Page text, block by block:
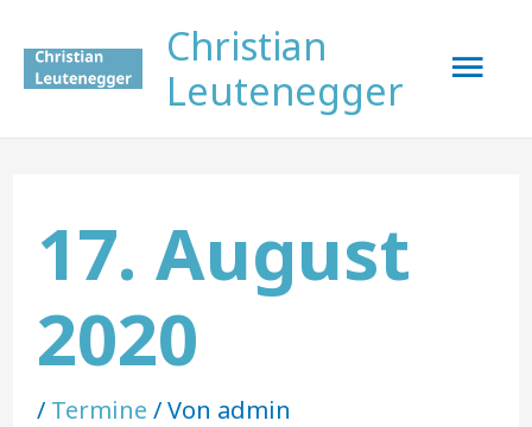
Inhalt
Christian
Leutenegger
17. August
2020
/ Termine / Von admin